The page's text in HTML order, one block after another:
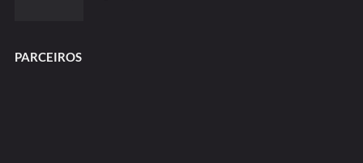
PARCEIROS